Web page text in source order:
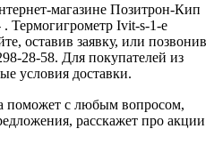
магазине Позитрон-Кип
. Термогигрометр Ivit-s-1-e
оставив заявку, или позвонив
28-58. Для покупателей из
условия доставки.
поможет с любым вопросом,
расскажет про акции